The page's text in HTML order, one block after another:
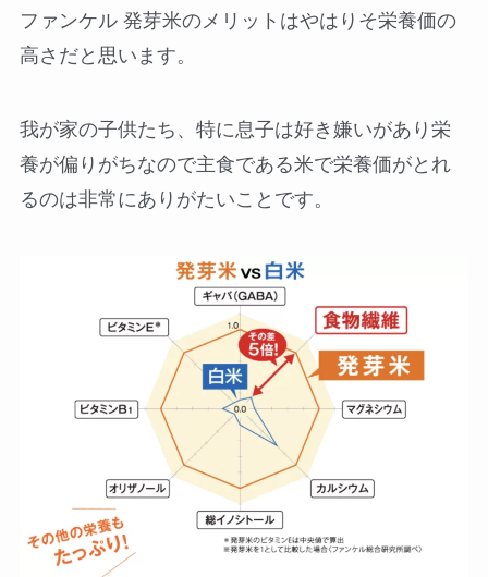
ファンケル 発芽米のメリットはやはりそ栄養価の
高さだと思います。
我が家の子供たち、特に息子は好き嫌いがあり栄
養が偏りがちなので主食である米で栄養価がとれ
るのは非常にありがたいことです。